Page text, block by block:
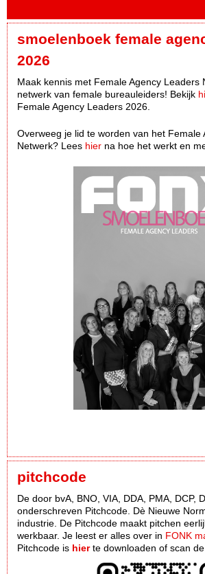
smoelenboek female
2026
Maak kennis met Female Agency Leaders
netwerk van female bureauleiders! Bekijk
Female Agency Leaders 2026.
Overweeg je lid te worden van het Female
Netwerk? Lees hier na hoe het werkt en
pitchcode
De door bvA, BNO, VIA, DDA, PMA, DCP,
onderschreven Pitchcode. Dè Nieuwe
industrie. De Pitchcode maakt pitchen
werkbaar. Je leest er alles over in FONK
Pitchcode is hierte downloaden of scan